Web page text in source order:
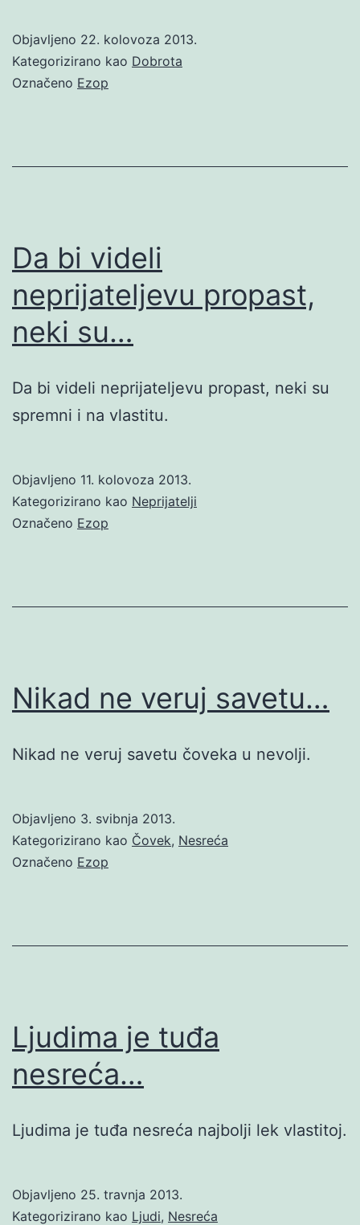
Objavljeno 22. kolovoza 2013.
Kategorizirano kao Dobrota
Označeno Ezop
Da bi videli
neprijateljevu propast,
neki su…
Da bi videli neprijateljevu propast, neki su
spremni i na vlastitu.
Objavljeno 11. kolovoza 2013.
Kategorizirano kao Neprijatelji
Označeno Ezop
Nikad ne veruj savetu…
Nikad ne veruj savetu čoveka u nevolji.
Objavljeno 3. svibnja 2013.
Kategorizirano kao Čovek, Nesreća
Označeno Ezop
Ljudima je tuđa
nesreća…
Ljudima je tuđa nesreća najbolji lek vlastitoj.
Objavljeno 25. travnja 2013.
Kategorizirano kao Ljudi, Nesreća